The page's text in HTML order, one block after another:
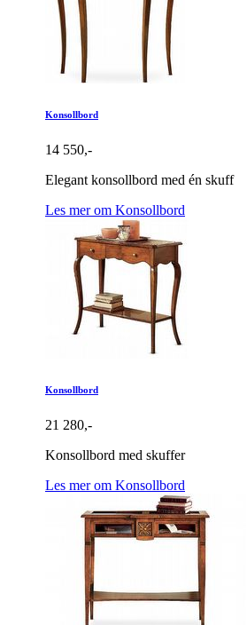
Konsollbord
14 550,-
Elegant konsollbord med én skuff
Les mer om Konsollbord
Konsollbord
21 280,-
Konsollbord med skuffer
Les mer om Konsollbord